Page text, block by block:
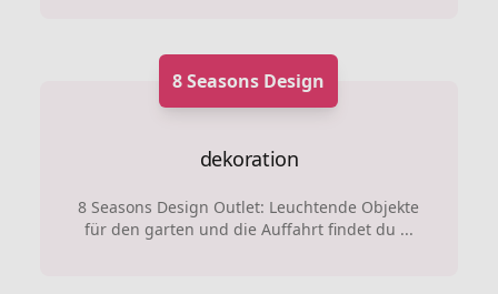
8 Seasons Design
dekoration
8 Seasons Design Outlet: Leuchtende Objekte
für den garten und die Auffahrt findet du ...